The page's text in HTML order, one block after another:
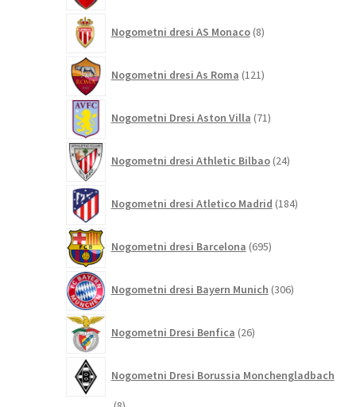
Nogometni dresi AS Monaco 8izdelkov
Nogometni dresi As Roma 121izdelkov
Nogometni Dresi Aston Villa 71izdelkov
Nogometni dresi Athletic Bilbao 24izdelkov
Nogometni dresi Atletico Madrid 184izdelkov
Nogometni dresi Barcelona 695izdelkov
Nogometni dresi Bayern Munich 306izdelkov
Nogometni Dresi Benfica 26izdelkov
Nogometni Dresi Borussia Monchengladbach